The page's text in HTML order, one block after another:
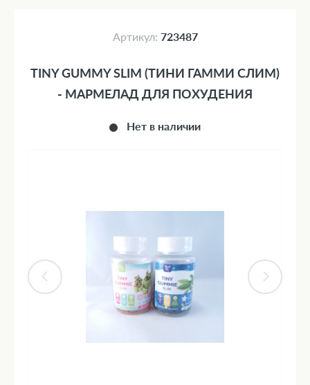
Артикул: 723487
Нет в наличии
TINY GUMMY SLIM (ТИНИ ГАММИ СЛИМ)
- МАРМЕЛАД ДЛЯ ПОХУДЕНИЯ